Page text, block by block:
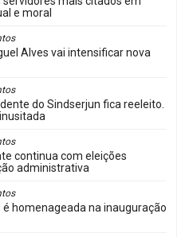
e moral
Alves vai intensificar nova
do Sindserjun fica reeleito.
continua com eleições
administrativa
homenageada na inauguração